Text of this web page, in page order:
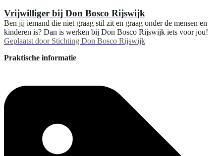
Vrijwilliger bij Don Bosco Rijswijk
Ben jij iemand die niet graag stil zit en graag onder de mensen en
kinderen is? Dan is werken bij Don Bosco Rijswijk iets voor jou!
Geplaatst door Stichting Don Bosco Rijswijk
Praktische informatie